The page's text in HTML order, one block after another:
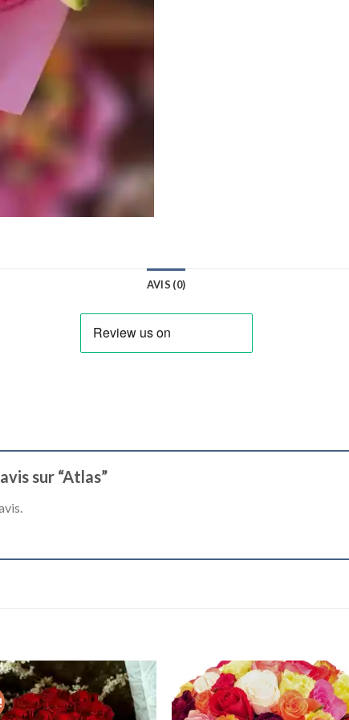
AVIS (0)
sur “Atlas”